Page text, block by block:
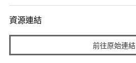
資源連結
前往原始連結